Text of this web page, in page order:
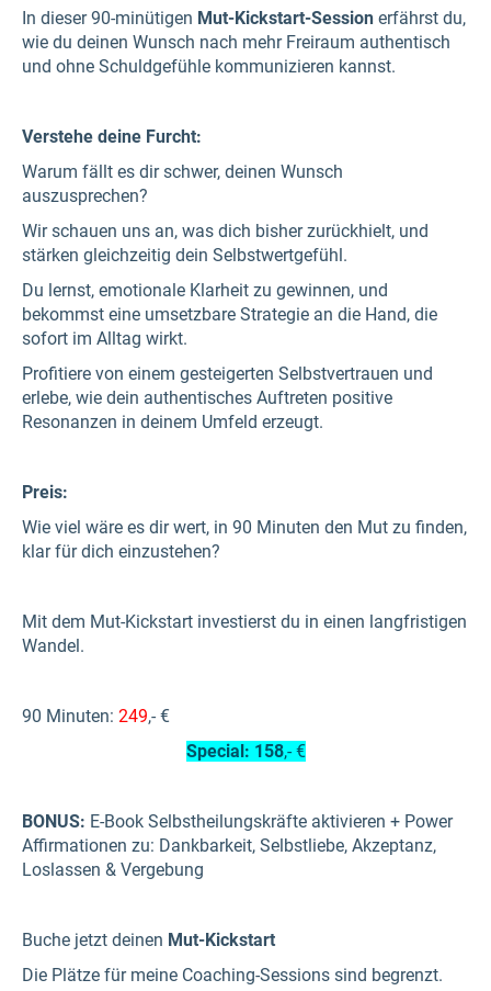
In dieser 90-minütigen Mut-Kickstart-Session erfährst du,
wie du deinen Wunsch nach mehr Freiraum authentisch
und ohne Schuldgefühle kommunizieren kannst.
Verstehe deine Furcht:
Warum fällt es dir schwer, deinen Wunsch
auszusprechen?
Wir schauen uns an, was dich bisher zurückhielt, und
stärken gleichzeitig dein Selbstwertgefühl.
Du lernst, emotionale Klarheit zu gewinnen, und
bekommst eine umsetzbare Strategie an die Hand, die
sofort im Alltag wirkt.
Profitiere von einem gesteigerten Selbstvertrauen und
erlebe, wie dein authentisches Auftreten positive
Resonanzen in deinem Umfeld erzeugt.
Preis:
Wie viel wäre es dir wert, in 90 Minuten den Mut zu finden,
klar für dich einzustehen?
Mit dem Mut-Kickstart investierst du in einen langfristigen
Wandel.
90 Minuten: 249,- €
Special: 158,- €
BONUS: E-Book Selbstheilungskräfte aktivieren + Power
Affirmationen zu: Dankbarkeit, Selbstliebe, Akzeptanz,
Loslassen & Vergebung
Buche jetzt deinen Mut-Kickstart
Die Plätze für meine Coaching-Sessions sind begrenzt.